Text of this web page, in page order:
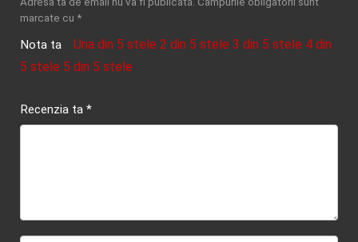
marcate cu *
Nota ta Una din 5 stele 2 din 5 stele 3 din 5 stele 4 din
5 stele 5 din 5 stele
Recenzia ta *